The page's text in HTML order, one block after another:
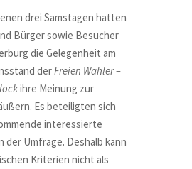
drei Samstagen hatten
Bürger sowie Besucher
die Gelegenheit am
derFreien Wähler –
ihre Meinung zur
Es beteiligten sich
interessierte
der Umfrage. Deshalb kann
Kriterien nicht als